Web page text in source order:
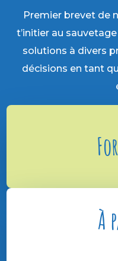
Premier brevet de
t’initier au
solutions à divers
décisions en tant
À